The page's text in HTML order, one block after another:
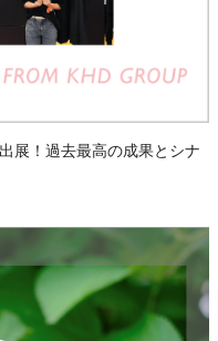
展！過去最高の成果とシナ